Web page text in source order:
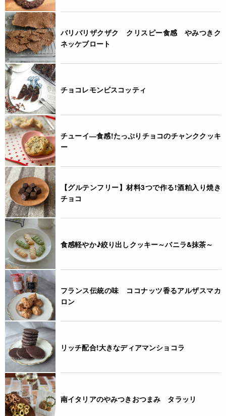
バリバリザクザク クリスピー食感 やみつきク
ネッケブロート
チョコレモンビスコッティ
チューイ―食感!たっぷりチョコのチャンククッキ
ー
【グルテンフリー】材料3つで作る!酒粕入り焼き
チョコ
食感軽やか♪絞り出しクッキー～バニラ&抹茶～
フランス伝統の味 ココナッツ香るアルザスマカ
ロン
リッチ配合!大きなディアマンショコラ
南イタリアのやみつきおつまみ タラッリ